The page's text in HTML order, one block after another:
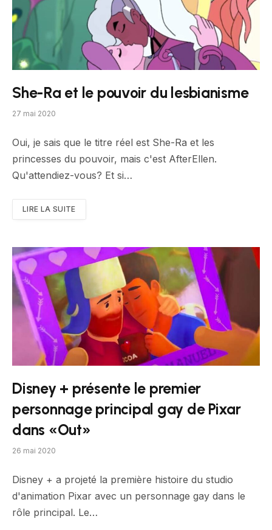
She-Ra et le pouvoir du lesbianisme
27 mai 2020
Oui, je sais que le titre réel est She-Ra et les
princesses du pouvoir, mais c'est AfterEllen.
Qu'attendiez-vous? Et si…
LIRE LA SUITE
Disney + présente le premier
personnage principal gay de Pixar
dans «Out»
26 mai 2020
Disney + a projeté la première histoire du studio
d'animation Pixar avec un personnage gay dans le
rôle principal. Le…